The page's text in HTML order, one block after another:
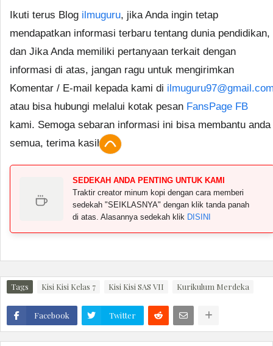
Ikuti terus Blog ilmuguru, jika Anda ingin tetap
mendapatkan informasi terbaru tentang dunia pendidikan,
dan Jika Anda memiliki pertanyaan terkait dengan
informasi di atas, jangan ragu untuk mengirimkan
Komentar / E-mail kepada kami di
atau bisa hubungi melalui kotak pesan FansPage FB
kami. Semoga sebaran informasi ini bisa membantu anda
semua, terima kasih.
SEDEKAH ANDA PENTING UNTUK KAMI
Traktir creator minum kopi dengan cara memberi
sedekah "SEIKLASNYA" dengan klik tanda panah
di atas. Alasannya sedekah klik DISINI
Tags Kisi Kisi Kelas 7 Kisi Kisi SAS VII Kurikulum Merdeka
Facebook Twitter